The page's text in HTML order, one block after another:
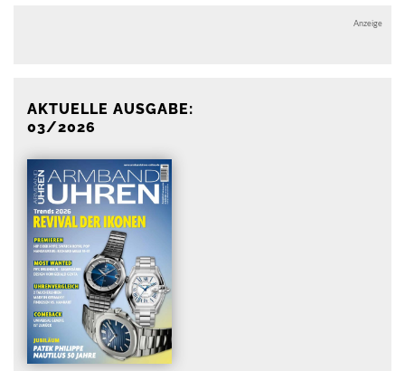
Anzeige
AKTUELLE AUSGABE:
03/2026